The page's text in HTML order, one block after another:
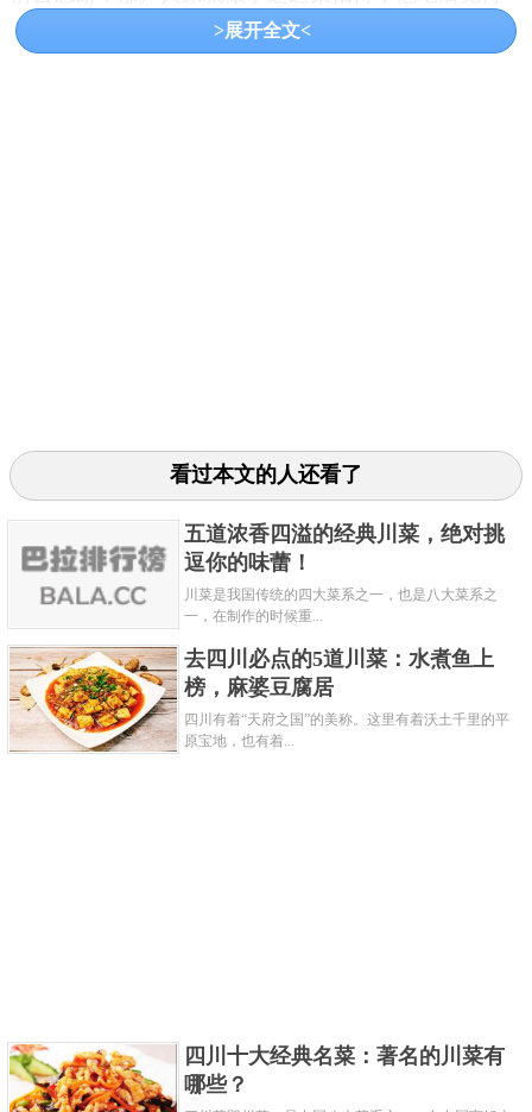
味道很好，就加以推广，宫保鸡丁也就慢慢流传开
3.夫妻肺片是一道四川名菜，由郭朝华、张田政夫妻创
制而成。通常以牛头皮、牛心、牛舌、牛肚、牛肉为
主料，进行卤制，而后切片。再配以辣椒油、花椒面
等辅料制成红油浇在上面。 夫妻肺片，制作精细，色
泽美观，质嫩味鲜，麻辣浓香，非常适口。
一王姓屠夫每天把卖肉剩下的杂碎，以低价处理。王
的媳妇张氏觉得可惜，于是当街卖起杂碎汤的小摊，
>展开全文<
看过本文的人还看了
五道浓香四溢的经典川菜，绝对挑
逗你的味蕾！
川菜是我国传统的四大菜系之一，也是八大菜系之
一，在制作的时候重...
去四川必点的5道川菜：水煮鱼上
榜，麻婆豆腐居
四川有着“天府之国”的美称。这里有着沃土千里的平
原宝地，也有着...
四川十大经典名菜：著名的川菜有
哪些？